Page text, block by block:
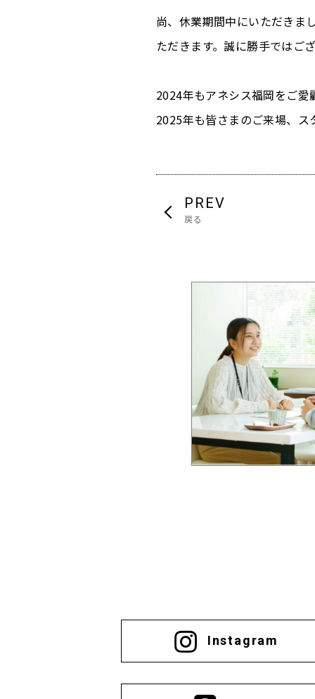
尚、休業期間中にいただきま
ただきます。誠に勝手ではご
2024年もアネシス福岡をご
2025年も皆さまのご来場、
PREV
戻る
Instagram